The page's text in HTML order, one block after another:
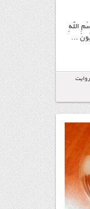
اللَّهِ
...